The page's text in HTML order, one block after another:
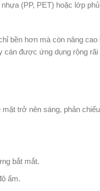
(PP, PET) hoặc lớp
bền hơn mà còn nâng
được ứng dụng rộng
trở nên sáng, phản
bắt mắt.
ẩm.